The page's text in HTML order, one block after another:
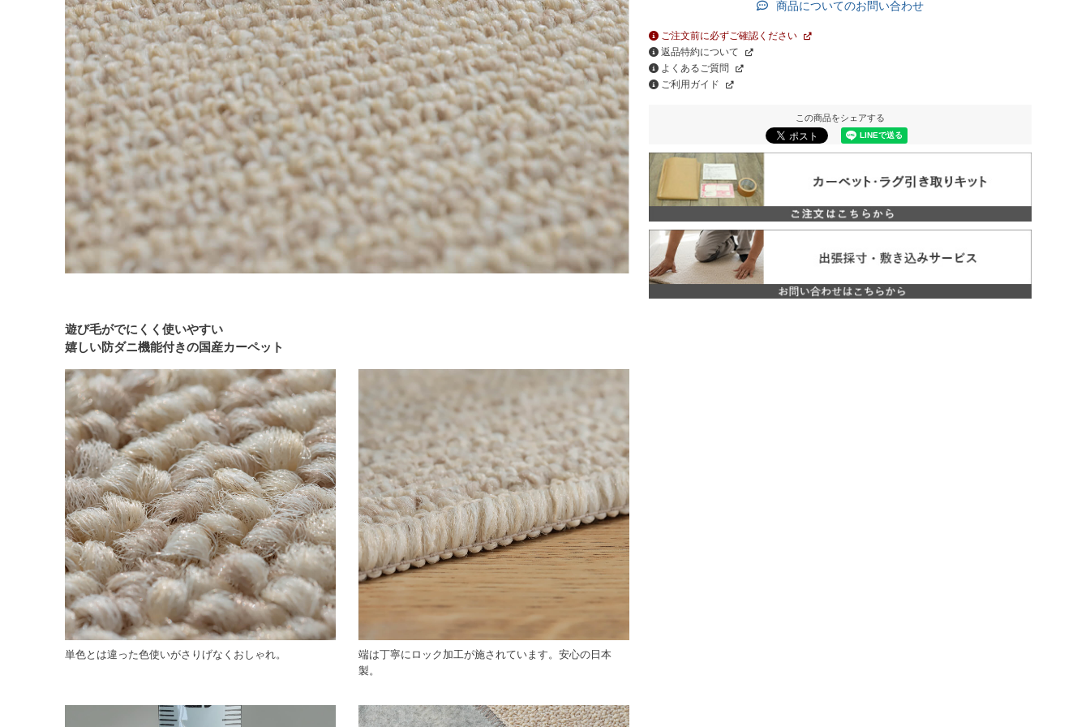
商品についてのお問い合わせ
ご注文前に必ずご確認ください
返品特約について
よくあるご質問
ご利用ガイド
この商品をシェアする
遊び毛がでにくく使いやすい
嬉しい防ダニ機能付きの国産カーペット
単色とは違った色使いがさりげなくおしゃれ。
端は丁寧にロック加工が施されています。安心の日本
製。